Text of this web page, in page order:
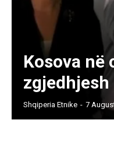
Kosova në
zgjedhjesh
Shqiperia Etnike - 7